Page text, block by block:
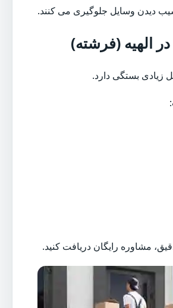
دیدن وسایل جلوگیری می کنند.
الهیه (فرشته)
زیادی بستگی دارد.
مشاوره رایگان دریافت کنید.